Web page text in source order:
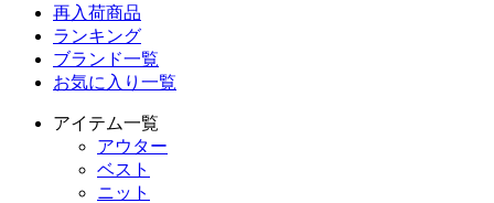
再入荷商品
ランキング
ブランド一覧
お気に入り一覧
アイテム一覧
アウター
ベスト
ニット